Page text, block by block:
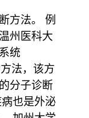
方法。 例
州医科大
统
法，该方
分子诊断
也是外泌